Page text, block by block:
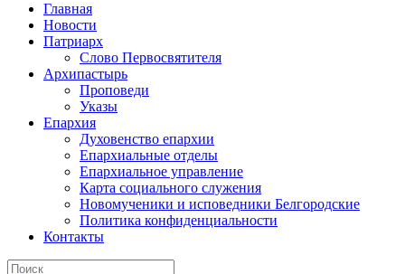
Главная
Новости
Патриарх
Слово Первосвятителя
Архипастырь
Проповеди
Указы
Епархия
Духовенство епархии
Епархиальные отделы
Епархиальное управление
Карта социального служения
Новомученики и исповедники Белгородские
Политика конфиденциальности
Контакты